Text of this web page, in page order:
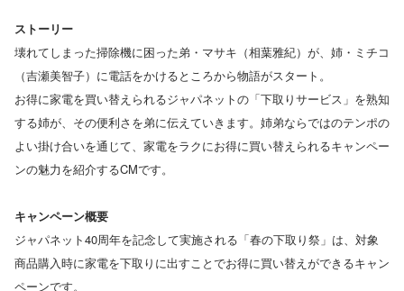
ストーリー
壊れてしまった掃除機に困った弟・マサキ（相葉雅紀）が、姉・ミチコ
（吉瀬美智子）に電話をかけるところから物語がスタート。
お得に家電を買い替えられるジャパネットの「下取りサービス」を熟知
する姉が、その便利さを弟に伝えていきます。姉弟ならではのテンポの
よい掛け合いを通じて、家電をラクにお得に買い替えられるキャンペー
ンの魅力を紹介するCMです。
キャンペーン概要
ジャパネット40周年を記念して実施される「春の下取り祭」は、対象
商品購入時に家電を下取りに出すことでお得に買い替えができるキャン
ペーンです。